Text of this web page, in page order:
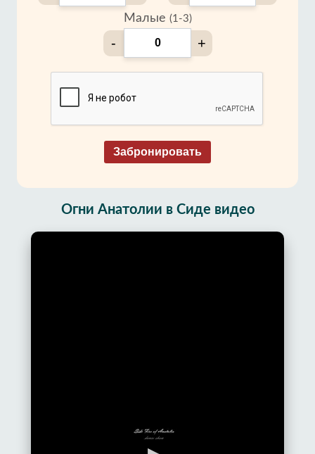
Малые (1-3)
- +
Забронировать
Огни Анатолии в Сиде видео